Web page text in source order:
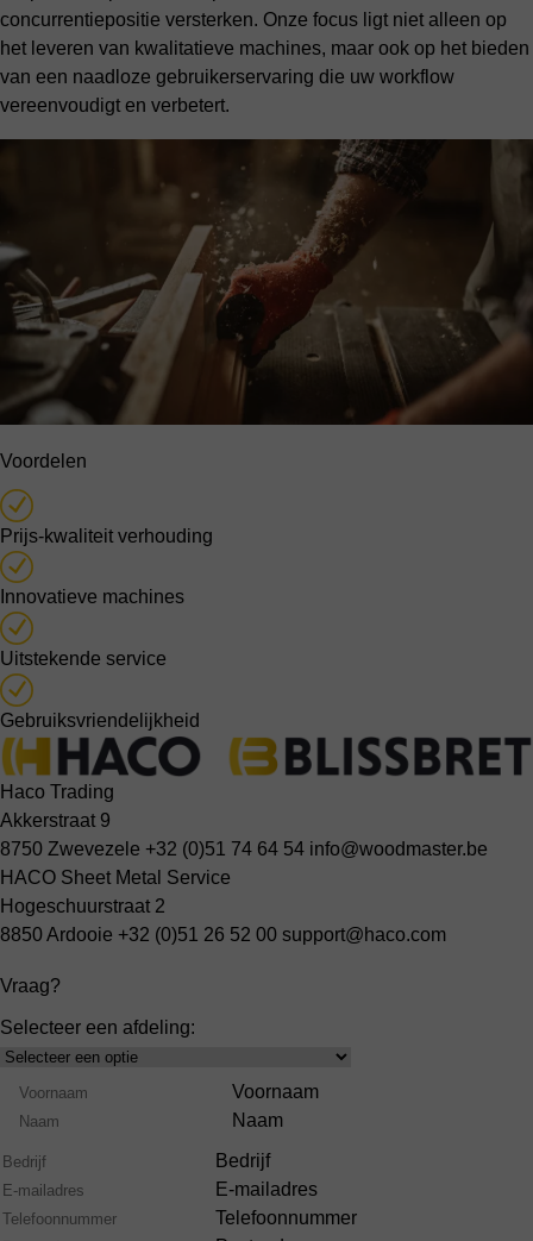
concurrentiepositie versterken. Onze focus ligt niet alleen op
het leveren van kwalitatieve machines, maar ook op het bieden
van een naadloze gebruikerservaring die uw workflow
vereenvoudigt en verbetert.
Voordelen
Prijs-kwaliteit verhouding
Innovatieve machines
Uitstekende service
Gebruiksvriendelijkheid
Haco Trading
Akkerstraat 9
8750 Zwevezele +32 (0)51 74 64 54 info@woodmaster.be
HACO Sheet Metal Service
Hogeschuurstraat 2
8850 Ardooie +32 (0)51 26 52 00 support@haco.com
Vraag?
Selecteer een afdeling:
Select
Product
Range
Naam
Voornaam
Naam
Bedrijf
E-mailadres
Telefoonnummer